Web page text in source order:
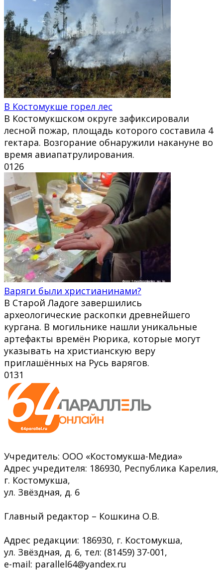
В Костомукше горел лес
В Костомукшском округе зафиксировали
лесной пожар, площадь которого составила 4
гектара. Возгорание обнаружили накануне во
время авиапатрулирования.
0126
Варяги были христианинами?
В Старой Ладоге завершились
археологические раскопки древнейшего
кургана. В могильнике нашли уникальные
артефакты времён Рюрика, которые могут
указывать на христианскую веру
приглашённых на Русь варягов.
0131
Учредитель: ООО «Костомукша-Медиа»
Адрес учредителя: 186930, Республика Карелия,
г. Костомукша,
ул. Звёздная, д. 6
Главный редактор – Кошкина О.В.
Адрес редакции: 186930, г. Костомукша,
ул. Звёздная, д. 6, тел: (81459) 37-001,
e-mail: parallel64@yandex.ru